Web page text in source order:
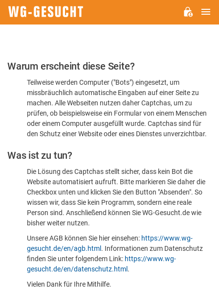
Bitte
dass
sind
Warum erscheint diese Seite?
Teilweise werden Computer ("Bots") eingesetzt, um
missbräuchlich automatische Eingaben auf einer Seite zu
machen. Alle Webseiten nutzen daher Captchas, um zu
prüfen, ob beispielsweise ein Formular von einem Menschen
oder einem Computer ausgefüllt wurde. Captchas sind für
den Schutz einer Website oder eines Dienstes unverzichtbar.
Was ist zu tun?
Die Lösung des Captchas stellt sicher, dass kein Bot die
Website automatisiert aufruft. Bitte markieren Sie daher die
Checkbox unten und klicken Sie den Button "Absenden". So
wissen wir, dass Sie kein Programm, sondern eine reale
Person sind. Anschließend können Sie WG-Gesucht.de wie
bisher weiter nutzen.
Unsere AGB können Sie hier einsehen: https://www.wg-
gesucht.de/en/agb.html . Informationen zum Datenschutz
finden Sie unter folgendem Link: https://www.wg-
gesucht.de/en/datenschutz.html .
Vielen Dank für Ihre Mithilfe.